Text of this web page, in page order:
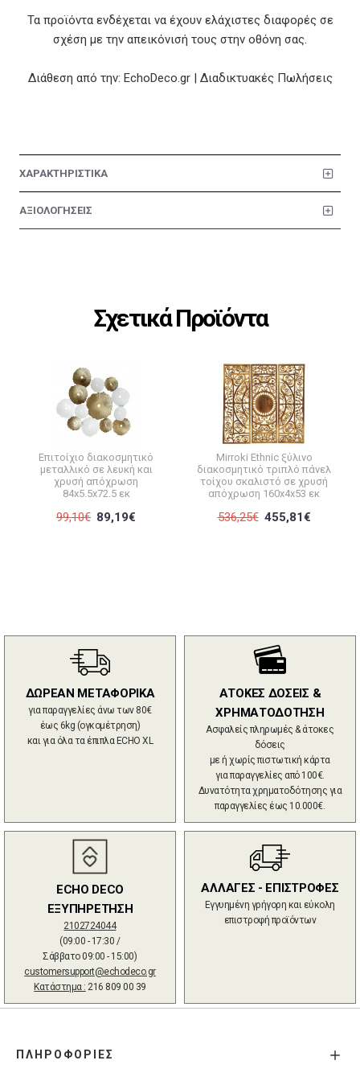
Τα προϊόντα ενδέχεται να έχουν ελάχιστες διαφορές σε
σχέση με την απεικόνισή τους στην οθόνη σας.
Διάθεση από την: EchoDeco.gr | Διαδικτυακές Πωλήσεις
ΧΑΡΑΚΤΗΡΙΣΤΙΚΑ
ΑΞΙΟΛΟΓΗΣΕΙΣ
Σχετικά Προϊόντα
Επιτοίχιο διακοσμητικό
μεταλλικό σε λευκή και
χρυσή απόχρωση
84x5.5x72.5 εκ
99,10€ 89,19€
Mirroki Ethnic ξύλινο
διακοσμητικό τριπλό πάνελ
τοίχου σκαλιστό σε χρυσή
απόχρωση 160x4x53 εκ
536,25€ 455,81€
ΔΩΡΕΑΝ ΜΕΤΑΦΟΡΙΚΑ
για παραγγελίες άνω των 80€
έως 6kg (ογκομέτρηση)
και για όλα τα έπιπλα ECHO XL
ΑΤΟΚΕΣ ΔΟΣΕΙΣ &
ΧΡΗΜΑΤΟΔΟΤΗΣΗ
Ασφαλείς πληρωμές & άτοκες
δόσεις
με ή χωρίς πιστωτική κάρτα
για παραγγελίες από 100€.
Δυνατότητα χρηματοδότησης για
παραγγελίες έως 10.000€.
ECHO DECO
ΕΞΥΠΗΡΕΤΗΣΗ
2102724044
(09:00 - 17:30 /
Σάββατο 09:00 - 15:00)
customersupport@echodeco.gr
Κατάστημα : 216 809 00 39
ΑΛΛΑΓΕΣ - ΕΠΙΣΤΡΟΦΕΣ
Εγγυημένη γρήγορη και εύκολη
επιστροφή προϊόντων
ΠΛΗΡΟΦΟΡΙΕΣ